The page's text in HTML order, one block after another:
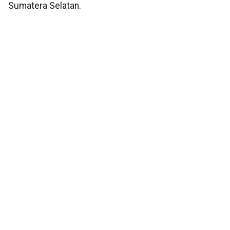
Sumatera Selatan.